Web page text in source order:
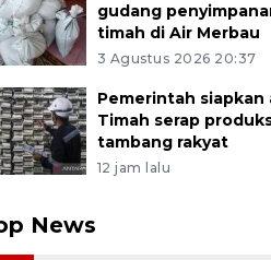
gudang
timah di Air Merbau
3 Agustus 2026 20:37
Pemerintah siapkan
Timah serap
tambang rakyat
12 jam lalu
News